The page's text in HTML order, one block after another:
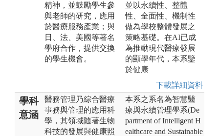
精神，並鼓勵學生參
與老師的研究，應用
於醫療服務產業；與
日、法、美國等著名
學府合作，提供交換
的學生機會。
並以永續性、整體
性、全面性、機制性
做為學校整體發展之
策略基礎。在AI已成
為推動現代醫療發展
的顯學年代，本系鑒
於健康
下載詳細資料
學科
意涵
醫務管理乃綜合醫療
事務與管理的應用科
學，其領域隨著生物
科技的發展與健康照
本系之系名為智慧醫
療與永續管理學系(De
partment of Intelligent H
ealthcare and Sustainable